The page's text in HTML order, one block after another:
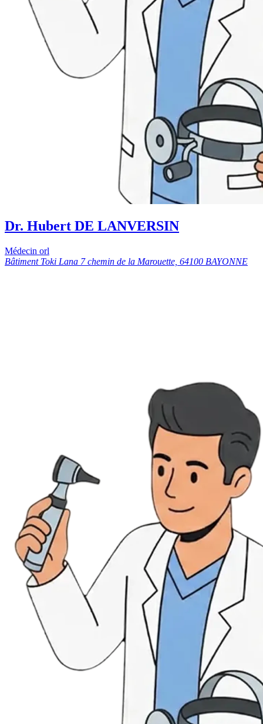
Dr. Hubert DE LANVERSIN
Médecin orl
Bâtiment Toki Lana 7 chemin de la Marouette, 64100 BAYONNE